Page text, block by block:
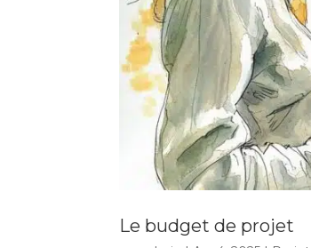
Le budget de projet